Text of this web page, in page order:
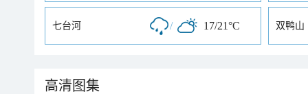
七台河 / 17/21°C 双鸭山
高清图集